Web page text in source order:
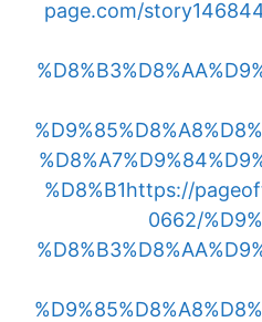
page.com/
%D8%B1https://
0662/